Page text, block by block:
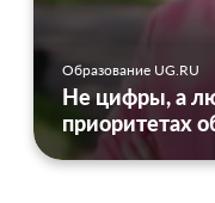
Образование UG.RU
Не цифры, а
приоритетах